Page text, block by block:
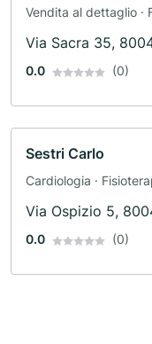
Vendita al dettaglio ·
Via Sacra 35,
0.0 (0)
Sestri Carlo
Cardiologia ·
Via Ospizio 5,
0.0 (0)